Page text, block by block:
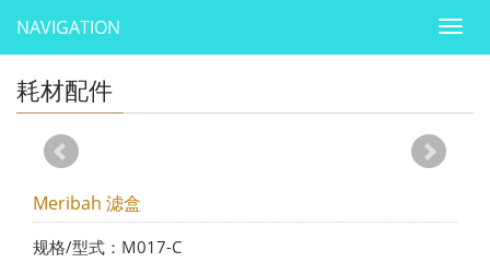
NAVIGATION
耗材配件
Meribah 滤盒
规格/型式：M017-C